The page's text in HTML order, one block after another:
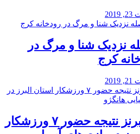
نزدیک شنا و مرگ در
کرج
۲ مدال برنز نتیجه حضور ۷ ورزشکار